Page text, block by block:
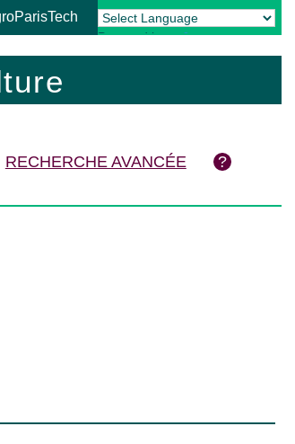
Powered by Translate
RECHERCHE AVANCÉE